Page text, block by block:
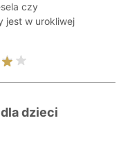
czy
jest w urokliwej
dzieci